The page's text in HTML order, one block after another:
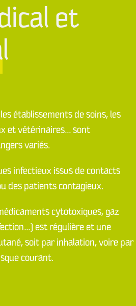
et
établissements de soins, les
et vétérinaires… sont
variés.
infectieux issus de contacts
des patients contagieux.
cytotoxiques, gaz
est régulière et une
soit par inhalation, voire par
courant.